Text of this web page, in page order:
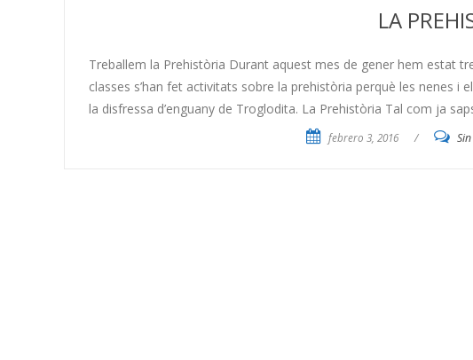
LA
Treballem la Prehistòria Durant aquest mes de gener hem estat
classes s’han fet activitats sobre la prehistòria perquè les nenes i
la disfressa d’enguany de Troglodita. La Prehistòria Tal com ja
febrero 3, 2016 /